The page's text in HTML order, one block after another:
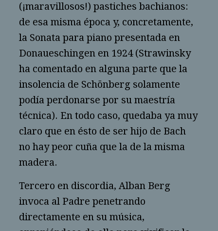
(¡maravillosos!) pastiches bachianos:
de esa misma época y, concretamente,
la Sonata para piano presentada en
Donaueschingen en 1924 (Strawinsky
ha comentado en alguna parte que la
insolencia de Schönberg solamente
podía perdonarse por su maestría
técnica). En todo caso, quedaba ya muy
claro que en ésto de ser hijo de Bach
no hay peor cuña que la de la misma
madera.
Tercero en discordia, Alban Berg
invoca al Padre penetrando
directamente en su música,